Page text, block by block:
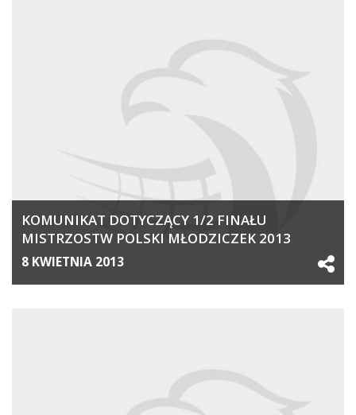
KOMUNIKAT DOTYCZĄCY 1/2 FINAŁU
MISTRZOSTW POLSKI MŁODZICZEK 2013
8 KWIETNIA 2013